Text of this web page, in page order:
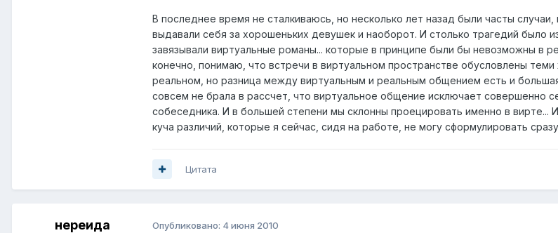
В последнее время не сталкиваюсь, но несколько лет назад были часты
выдавали себя за хорошеньких девушек и наоборот. И столько трагедий было
завязывали виртуальные романы... которые в принципе были бы невозможны в
конечно, понимаю, что встречи в виртуальном пространстве обусловлены теми
реальном, но разница между виртуальным и реальным общением есть и
совсем не брала в рассчет, что виртуальное общение исключает совершенно
собеседника. И в большей степени мы склонны проецировать именно в вирте...
куча различий, которые я сейчас, сидя на работе, не могу сформулировать
Цитата
нереида Опубликовано: 4 июня 2010